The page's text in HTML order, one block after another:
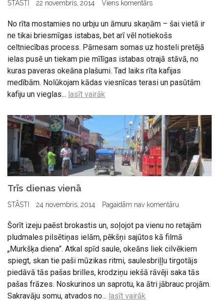
STĀSTI 22 novembris, 2014 Viens komentārs
No rīta mostamies no urbju un āmuru skaņām – šai vietā ir
ne tikai briesmīgas istabas, bet arī vēl notiekošs
celtniecības process. Pārnesam somas uz hosteli pretējā
ielas pusē un tiekam pie mīlīgas istabas otrajā stāvā, no
kuras paveras okeāna plašumi. Tad laiks rīta kafijas
medībām. Nolūkojam kādas viesnīcas terasi un pasūtām
kafiju un vieglas... lasīt vairāk
Trīs dienas vienā
STĀSTI 24 novembris, 2014 Pagaidām nav komentāru
Šorīt izeju paēst brokastis un, soļojot pa vienu no retajām
pludmales pilsētiņas ielām, pēkšņi sajūtos kā filmā
„Murkšķa diena”. Atkal spīd saule, okeāns liek cilvēkiem
spiegt, skan tie paši mūzikas ritmi, saulesbriļļu tirgotājs
piedāvā tās pašas brilles, krodziņu iekšā rāvēji saka tās
pašas frāzes. Noskurinos un saprotu, ka ātri jābrauc projām.
Sakravāju somu, atvados no... lasīt vairāk